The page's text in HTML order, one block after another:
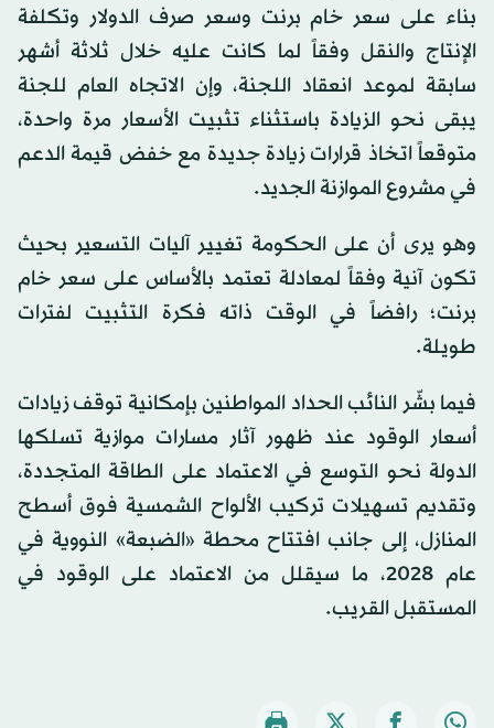
بناء على سعر خام برنت وسعر صرف الدولار وتكلفة
الإنتاج والنقل وفقاً لما كانت عليه خلال ثلاثة أشهر
سابقة لموعد انعقاد اللجنة، وإن الاتجاه العام للجنة
يبقى نحو الزيادة باستثناء تثبيت الأسعار مرة واحدة،
متوقعاً اتخاذ قرارات زيادة جديدة مع خفض قيمة الدعم
في مشروع الموازنة الجديد.
وهو يرى أن على الحكومة تغيير آليات التسعير بحيث
تكون آنية وفقاً لمعادلة تعتمد بالأساس على سعر خام
برنت؛ رافضاً في الوقت ذاته فكرة التثبيت لفترات
طويلة.
فيما بشّر النائب الحداد المواطنين بإمكانية توقف زيادات
أسعار الوقود عند ظهور آثار مسارات موازية تسلكها
الدولة نحو التوسع في الاعتماد على الطاقة المتجددة،
وتقديم تسهيلات تركيب الألواح الشمسية فوق أسطح
المنازل، إلى جانب افتتاح محطة «الضبعة» النووية في
عام 2028، ما سيقلل من الاعتماد على الوقود في
المستقبل القريب.